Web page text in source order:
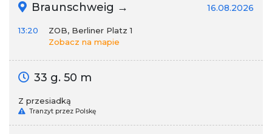
Braunschweig → 16.08.2026
13:20
ZOB, Berliner Platz 1
Zobacz na mapie
33 g. 50 m
Z przesiadką
Tranzyt przez Polskę